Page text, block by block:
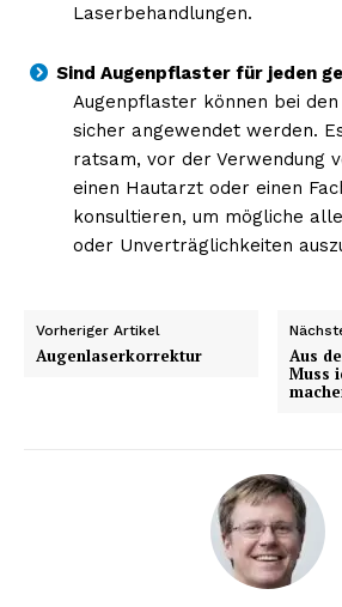
Laserbehandlungen.
Sind Augenpflaster für jeden
Augenpflaster können bei
sicher angewendet werden.
ratsam, vor der Verwendung
einen Hautarzt oder einen
konsultieren, um mögliche
oder Unverträglichkeiten
Vorheriger Artikel
Augenlaserkorrektur
Aus
Muss